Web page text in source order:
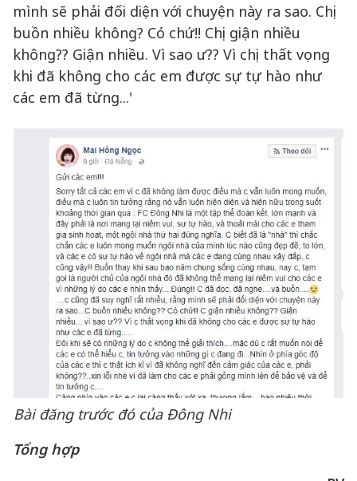
mình sẽ phải đối diện với chuyện này ra sao. Chị
buồn nhiều không? Có chứ!! Chị giận nhiều
không?? Giận nhiều. Vì sao ư?? Vì chị thất vọng
khi đã không cho các em được sự tự hào như
các em đã từng...'
Bài đăng trước đó của Đông Nhi
Tổng hợp